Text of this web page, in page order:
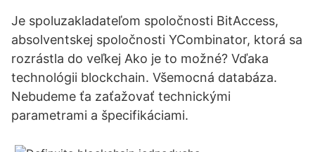
Je spoluzakladateľom spoločnosti BitAccess,
absolventskej spoločnosti YCombinator, ktorá sa
rozrástla do veľkej Ako je to možné? Vďaka
technológii blockchain. Všemocná databáza.
Nebudeme ťa zaťažovať technickými
parametrami a špecifikáciami.